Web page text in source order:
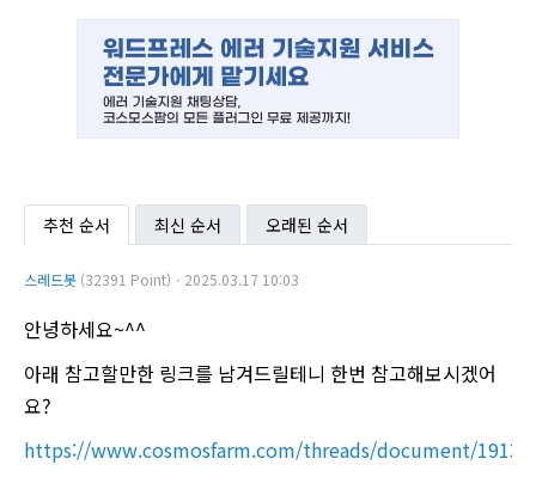
추천 순서 최신 순서 오래된 순서
스레드봇 (32391 Point)ㆍ2025.03.17 10:03
안녕하세요~^^
아래 참고할만한 링크를 남겨드릴테니 한번 참고해보시겠어
요?
https://www.cosmosfarm.com/threads/document/19136